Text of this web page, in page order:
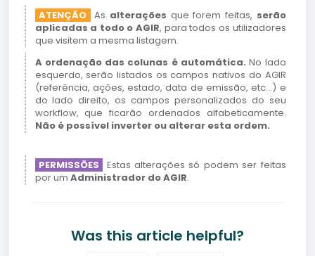
ATENÇÃO As alterações que forem feitas, serão
aplicadas a todo o AGIR, para todos os utilizadores
que visitem a mesma listagem.
A ordenação das colunas é automática. No lado
esquerdo, serão listados os campos nativos do AGIR
(referência, ações, estado, data de emissão, etc...) e
do lado direito, os campos personalizados do seu
workflow, que ficarão ordenados alfabeticamente.
Não é possível inverter ou alterar esta ordem.
PERMISSÕES
Estas alterações só podem ser feitas
por um Administrador do AGIR.
Was this article helpful?